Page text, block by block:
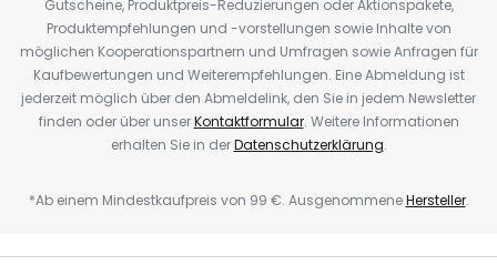
Gutscheine, Produktpreis-Reduzierungen oder Aktionspakete,
Produktempfehlungen und -vorstellungen sowie Inhalte von
möglichen Kooperationspartnern und Umfragen sowie Anfragen für
Kaufbewertungen und Weiterempfehlungen. Eine Abmeldung ist
jederzeit möglich über den Abmeldelink, den Sie in jedem Newsletter
finden oder über unserKontaktformular. Weitere Informationen
erhalten Sie in derDatenschutzerklärung.
*Ab einem Mindestkaufpreis von 99 €. AusgenommeneHersteller.